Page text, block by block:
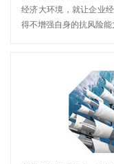
经济大环境，就让企业
得不增强自身的抗风险能